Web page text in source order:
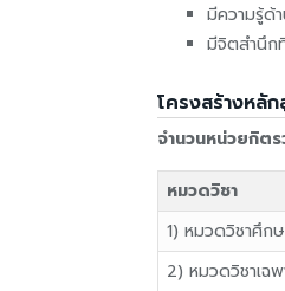
มีความรู้ด้
มีจิตสำนึก
โครงสร้างหลั
จำนวนหน่วยกิต
หมวดวิชา
1) หมวดวิชาศึก
2) หมวดวิชาเฉพ